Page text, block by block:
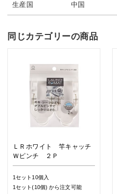
生産国 中国
同じカテゴリーの商品
ＬＲホワイト 竿キャッチ
Ｗピンチ ２Ｐ
1セット10個入
1セット(10個)から注文可能